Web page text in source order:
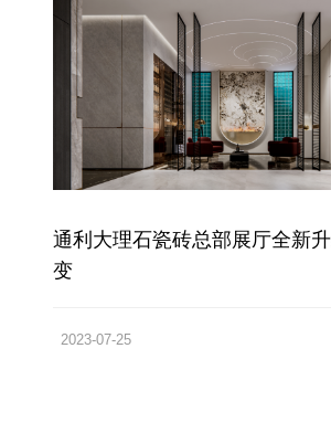
通利大理石瓷砖总部展厅全新
变
2023-07-25